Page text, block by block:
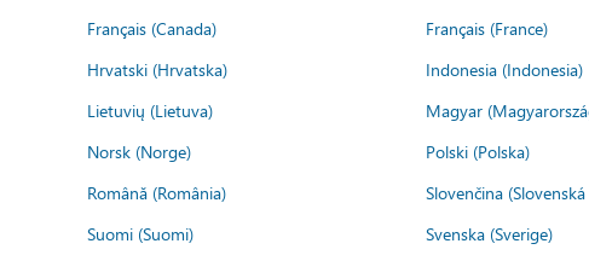
Français (Canada)
Français (France)
Hrvatski (Hrvatska)
Indonesia (Indonesia)
Lietuvių (Lietuva)
Magyar
Norsk (Norge)
Polski (Polska)
Română (România)
Slovenčina
Suomi (Suomi)
Svenska (Sverige)